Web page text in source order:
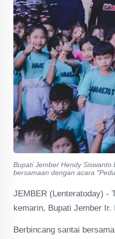
Bupati Jember Hendy
bersamaan dengan acara
JEMBER (Lenteratoday) -
kemarin, Bupati Jember Ir.
Berbincang santai